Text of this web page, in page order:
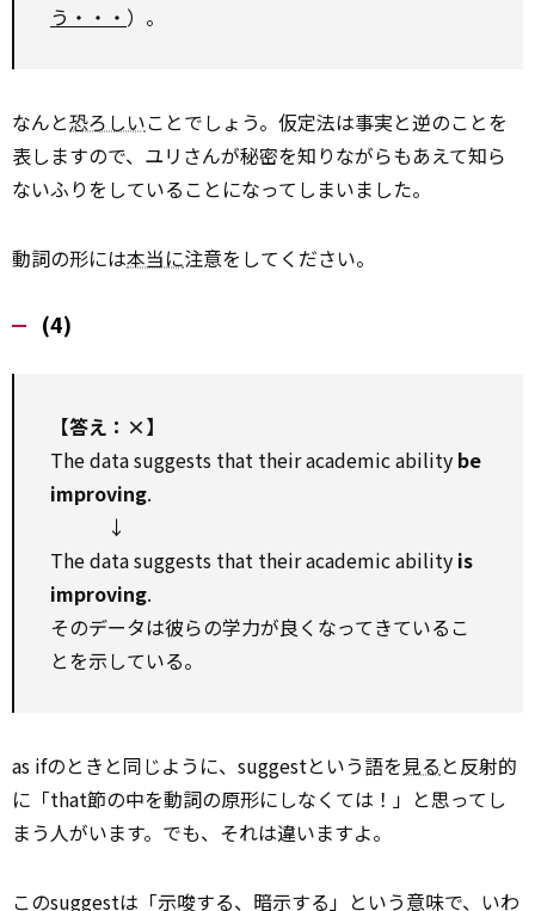
う・・・ ）。
なんと恐ろしいことでしょう。仮定法は事実と逆のことを
表しますので、ユリさんが秘密を知りながらもあえて知ら
ないふりをしていることになってしまいました。
動詞の形には本当に注意をしてください。
(4)
【答え：×】
The data suggests that their academic ability be
improving.
↓
The data suggests that their academic ability is
improving.
そのデータは彼らの学力が良くなってきているこ
とを示している。
as ifのときと同じように、suggestという語を見る と反射的
に「that節の中を動詞の原形にしなくては！」と思ってし
まう人がいます。でも、それは違いますよ。
このsuggestは「示唆する、暗示する」という意味で、いわ